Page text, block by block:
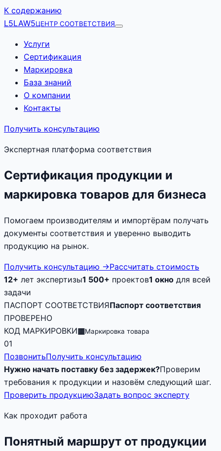
К содержанию
L5LAW5ЦЕНТР СООТВЕТСТВИЯ
Услуги
Сертификация
Маркировка
База знаний
О компании
Контакты
Получить консультацию
Экспертная платформа соответствия
Сертификация продукции и
маркировка товаров для бизнеса
Помогаем производителям и импортёрам получать
документы соответствия и уверенно выводить
продукцию на рынок.
Получить консультацию →Рассчитать стоимость
12+ лет экспертизы1 500+ проектов1 окно для всей
задачи
ПАСПОРТ СООТВЕТСТВИЯПаспорт соответствия
ПРОВЕРЕНО
КОД МАРКИРОВКИ▦Маркировка товара
01
ПозвонитьПолучить консультацию
Нужно начать поставку без задержек?Проверим
требования к продукции и назовём следующий шаг.
Проверить продукциюЗадать вопрос эксперту
Как проходит работа
Понятный маршрут от продукции